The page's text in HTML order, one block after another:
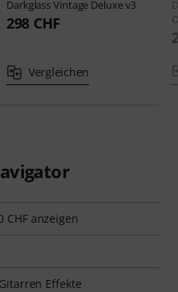
DarkglassVintage Deluxe v3
298 CHF
Vergleichen
CHF anzeigen
Effekte